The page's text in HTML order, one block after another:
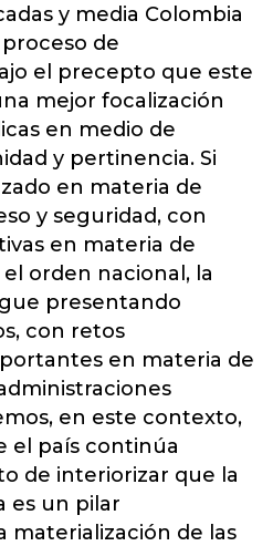
y media Colombia
de
el precepto que este
mejor focalización
en medio de
y pertinencia. Si
en materia de
y seguridad, con
en materia de
orden nacional, la
presentando
con retos
en materia de
en este contexto,
el país continúa
de interiorizar que la
es un pilar
materialización de las